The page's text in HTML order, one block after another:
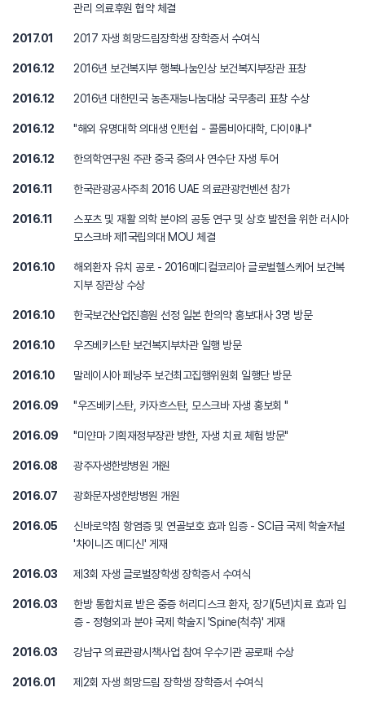
관리 의료후원 협약 체결
2017.01 2017 자생 희망드림장학생 장학증서 수여식
2016.12 2016년 보건복지부 행복나눔인상 보건복지부장관 표창
2016.12 2016년 대한민국 농촌재능나눔대상 국무총리 표창 수상
2016.12 "해외 유명대학 의대생 인턴쉽 - 콜롬비아대학, 다이애나"
2016.12 한의학연구원 주관 중국 중의사 연수단 자생 투어
2016.11 한국관광공사주최 2016 UAE 의료관광컨벤션 참가
2016.11
스포츠 및 재활 의학 분야의 공동 연구 및 상호 발전을 위한 러시아
모스크바 제1국립의대 MOU 체결
2016.10
해외환자 유치 공로 - 2016메디컬코리아 글로벌헬스케어 보건복
지부 장관상 수상
2016.10 한국보건산업진흥원 선정 일본 한의약 홍보대사 3명 방문
2016.10 우즈베키스탄 보건복지부차관 일행 방문
2016.10 말레이시아 페낭주 보건최고집행위원회 일행단 방문
2016.09 "우즈베키스탄, 카자흐스탄, 모스크바 자생 홍보회 "
2016.09 "미얀마 기획재정부장관 방한, 자생 치료 체험 방문"
2016.08 광주자생한방병원 개원
2016.07 광화문자생한방병원 개원
2016.05
신바로약침 항염증 및 연골보호 효과 입증 - SCI급 국제 학술저널
'차이니즈 메디신' 게재
2016.03 제3회 자생 글로벌장학생 장학증서 수여식
2016.03
한방 통합치료 받은 중증 허리디스크 환자, 장기(5년)치료 효과 입
증 - 정형외과 분야 국제 학술지 'Spine(척추)' 게재
2016.03 강남구 의료관광시책사업 참여 우수기관 공로패 수상
2016.01 제2회 자생 희망드림 장학생 장학증서 수여식